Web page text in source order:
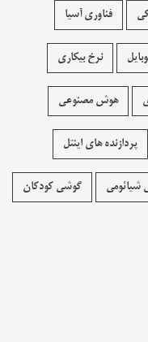
فناوری آسیا
نرخ بیکاری
هوش مصنوعی
پردازنده های اینتل
شیائومی گوشی کودکان